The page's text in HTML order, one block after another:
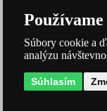
Používame
Súbory cookie a
analýzu
Súhlasím